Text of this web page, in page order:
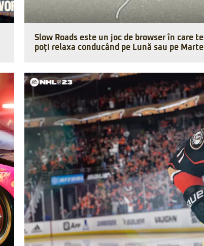
Slow Roads este un joc de browser în care te
poți relaxa conducând pe Lună sau pe Marte